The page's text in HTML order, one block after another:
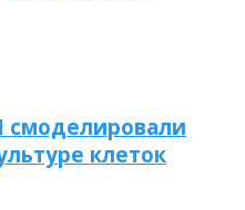
клеток